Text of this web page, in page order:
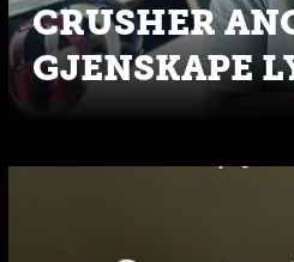
CRUSHER
GJENSKAPE